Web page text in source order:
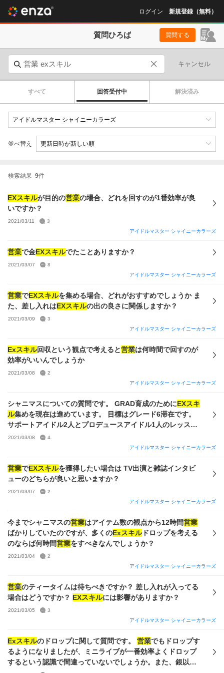
ログイン 新規登録（無料）
質問ひろば 質問する
キャンセル
すべて 回答受付中 解決済み
並べ替え
検索結果 9件
EXスキルが目的の営業の場合、どれを回すのが1番効率が良
いですか？
2021/03/11
3
アイドルマスター シャイニーカラーズ
営業で金EXスキルでたことありますか？
2021/03/07
8
アイドルマスター シャイニーカラーズ
営業でEXスキルを集める場合、どれがおすすめでしょうか ま
た、差し入れはEXスキルの出の良さに関係しますか？
2021/03/09
3
アイドルマスター シャイニーカラーズ
Exスキル回収という観点で考えると営業は何時間で回すのが
効率がいいんでしょうか
2021/03/08
2
アイドルマスター シャイニーカラーズ
シャニマスについての質問です。 GRAD育成のためにEXスキ
ル集めを現在は進めています。 目標はグレード6滞在です。
サポートアイドル2人とプロデュースアイドル1人のレッスン
滞在率アップと初期SPアップの金スキル各2枚、合計6枚を目
安にしていますが、3か月ほどでようやく金が3枚揃いまし
と12時間営業は1日1回以上やっています。 正直これ以上続け
ることがしんどいのですが、たまにGRADをやってもサポー
トがばらけて中途半端な出来にしかなりません。 強サポート
が揃っている訳では無いので仕方ない部分はあると思います
期待は消しきれません。 今後、スキル集めを優先すべきか素
直にGRADを周回するべきか、アドバイスをいただきたいで
す。
2021/03/08
4
アイドルマスター シャイニーカラーズ
営業でEXスキルを獲得したい場合は TV出演と雑誌インタビ
ューのどちらが良いと思いますか？
2021/03/07
2
アイドルマスター シャイニーカラーズ
今までシャニマスの営業はアイテム数の観点から12時間営業
ばかりしていたのですが、多くのExスキルドロップを考える
のならば何時間営業をすべきなんでしょうか？
2021/03/04
2
アイドルマスター シャイニーカラーズ
営業のティータイムは待ちべきですか？ 差し入れが入ってる
場合はどうですか？ EXスキルには影響がありますか？
2021/03/05
3
アイドルマスター シャイニーカラーズ
Exスキルのドロップに関して質問です。 営業でもドロップす
るようになりましたが、ミニライブが一番効率よくドロップ
するという認識で間違っていないでしょうか。また、銀以上